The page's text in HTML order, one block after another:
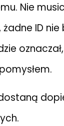
Nie
ID